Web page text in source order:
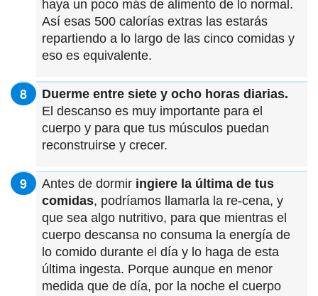
haya un poco más de alimento de lo normal.
Así esas 500 calorías extras las estarás
repartiendo a lo largo de las cinco comidas y
eso es equivalente.
Duerme entre siete y ocho horas diarias.
El descanso es muy importante para el
cuerpo y para que tus músculos puedan
reconstruirse y crecer.
Antes de dormir ingiere la última de tus
comidas, podríamos llamarla la re-cena, y
que sea algo nutritivo, para que mientras el
cuerpo descansa no consuma la energía de
lo comido durante el día y lo haga de esta
última ingesta. Porque aunque en menor
medida que de día, por la noche el cuerpo